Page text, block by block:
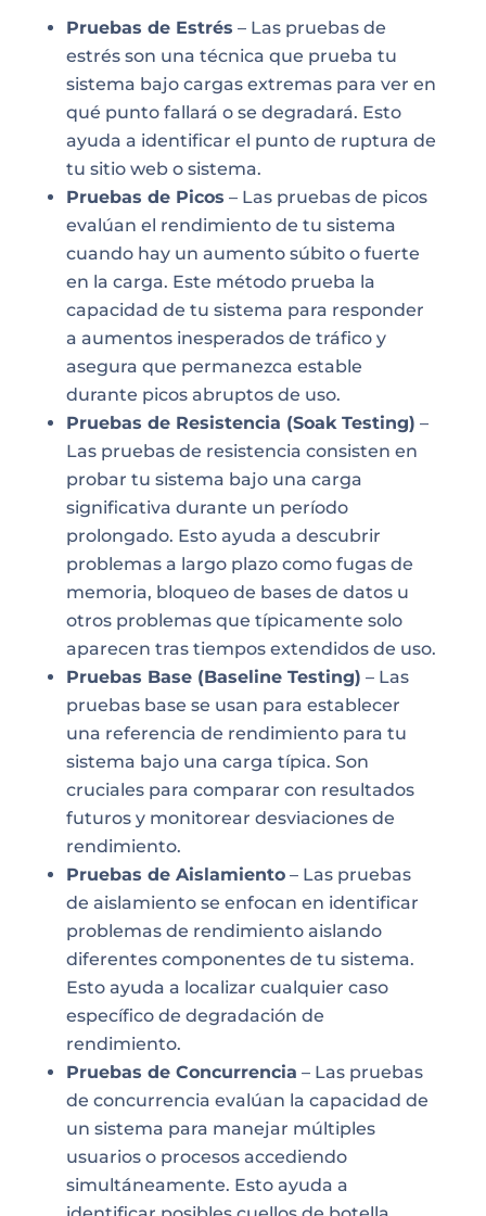
Pruebas de Estrés – Las pruebas de
estrés son una técnica que prueba tu
sistema bajo cargas extremas para ver en
qué punto fallará o se degradará. Esto
ayuda a identificar el punto de ruptura de
tu sitio web o sistema.
Pruebas de Picos – Las pruebas de picos
evalúan el rendimiento de tu sistema
cuando hay un aumento súbito o fuerte
en la carga. Este método prueba la
capacidad de tu sistema para responder
a aumentos inesperados de tráfico y
asegura que permanezca estable
durante picos abruptos de uso.
Pruebas de Resistencia (Soak Testing) –
Las pruebas de resistencia consisten en
probar tu sistema bajo una carga
significativa durante un período
prolongado. Esto ayuda a descubrir
problemas a largo plazo como fugas de
memoria, bloqueo de bases de datos u
otros problemas que típicamente solo
aparecen tras tiempos extendidos de uso.
Pruebas Base (Baseline Testing) – Las
pruebas base se usan para establecer
una referencia de rendimiento para tu
sistema bajo una carga típica. Son
cruciales para comparar con resultados
futuros y monitorear desviaciones de
rendimiento.
Pruebas de Aislamiento– Las pruebas
de aislamiento se enfocan en identificar
problemas de rendimiento aislando
diferentes componentes de tu sistema.
Esto ayuda a localizar cualquier caso
específico de degradación de
rendimiento.
Pruebas de Concurrencia – Las pruebas
de concurrencia evalúan la capacidad de
un sistema para manejar múltiples
usuarios o procesos accediendo
simultáneamente. Esto ayuda a